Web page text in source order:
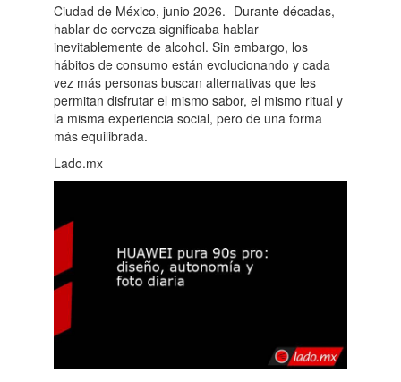
Ciudad de México, junio 2026.- Durante décadas,
hablar de cerveza significaba hablar
inevitablemente de alcohol. Sin embargo, los
hábitos de consumo están evolucionando y cada
vez más personas buscan alternativas que les
permitan disfrutar el mismo sabor, el mismo ritual y
la misma experiencia social, pero de una forma
más equilibrada.
Lado.mx